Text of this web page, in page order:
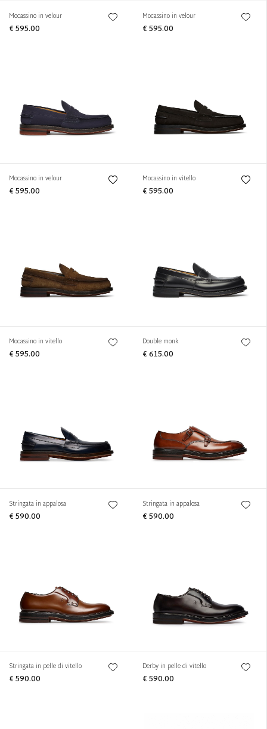
Mocassino in velour
€ 595.00
Mocassino in velour
€ 595.00
Mocassino in velour
€ 595.00
Mocassino in vitello
€ 595.00
Mocassino in vitello
€ 595.00
Double monk
€ 615.00
Stringata in appalosa
€ 590.00
Stringata in appalosa
€ 590.00
Stringata in pelle di vitello
€ 590.00
Derby in pelle di vitello
€ 590.00